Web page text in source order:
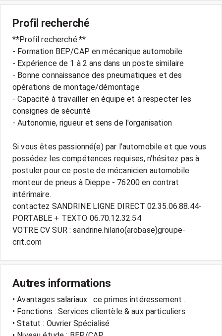
Profil recherché
**Profil recherché:**
- Formation BEP/CAP en mécanique automobile
- Expérience de 1 à 2 ans dans un poste similaire
- Bonne connaissance des pneumatiques et des
opérations de montage/démontage
- Capacité à travailler en équipe et à respecter les
consignes de sécurité
- Autonomie, rigueur et sens de l'organisation
Si vous êtes passionné(e) par l'automobile et que vous
possédez les compétences requises, n'hésitez pas à
postuler pour ce poste de mécanicien automobile
monteur de pneus à Dieppe - 76200 en contrat
intérimaire.
contactez SANDRINE LIGNE DIRECT 02.35.06.88.44-
PORTABLE + TEXTO 06.70.12.32.54
VOTRE CV SUR : sandrine.hilario(arobase)groupe-
Autres informations
• Avantages salariaux : ce primes intéressement ..
• Fonctions : Services clientèle & aux particuliers
• Statut : Ouvrier Spécialisé